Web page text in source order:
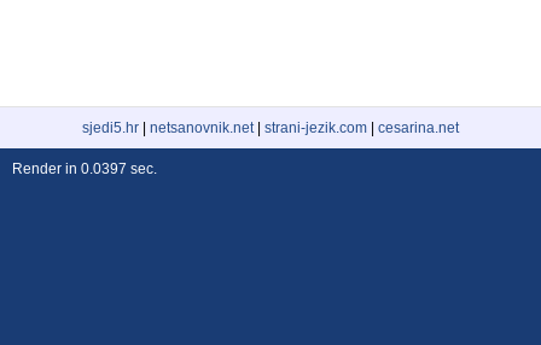
sjedi5.hr netsanovnik.net| strani-jezik.com cesarina.net
Render in 0.0397 sec.